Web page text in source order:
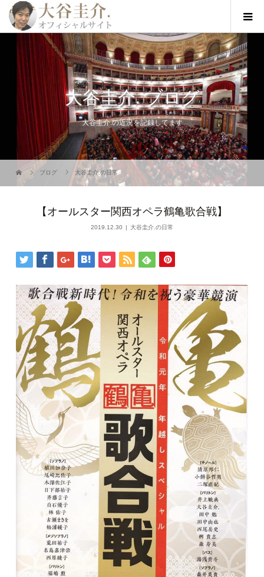
大谷圭介. ブログ
大谷圭介.の近況を記録してます
ブログ 大谷圭介.の日常
【オールスター関西オペラ鶴亀歌合戦】
2019.12.30 大谷圭介.の日常